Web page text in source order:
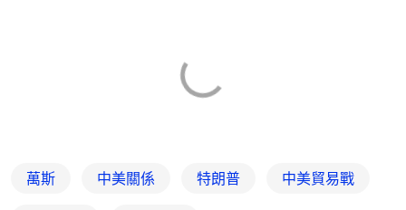
萬斯 中美關係 特朗普 中美貿易戰